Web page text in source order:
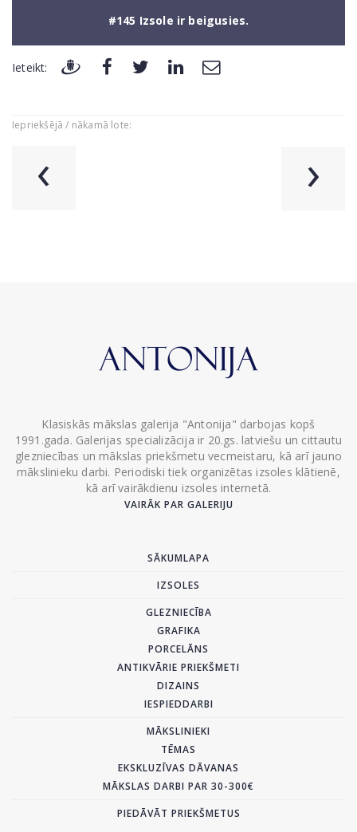
#145 Izsole ir beigusies.
Ieteikt:
Iepriekšējā / nākamā lote:
‹ ›
Klasiskās mākslas galerija "Antonija" darbojas kopš
1991.gada. Galerijas specializācija ir 20.gs. latviešu un cittautu
glezniecības un mākslas priekšmetu vecmeistaru, kā arī jauno
mākslinieku darbi. Periodiski tiek organizētas izsoles klātienē,
kā arī vairākdienu izsoles internetā.
VAIRĀK PAR GALERIJU
SĀKUMLAPA
IZSOLES
GLEZNIECĪBA
GRAFIKA
PORCELĀNS
ANTIKVĀRIE PRIEKŠMETI
DIZAINS
IESPIEDDARBI
MĀKSLINIEKI
TĒMAS
EKSKLUZĪVAS DĀVANAS
MĀKSLAS DARBI PAR 30-300€
PIEDĀVĀT PRIEKŠMETUS